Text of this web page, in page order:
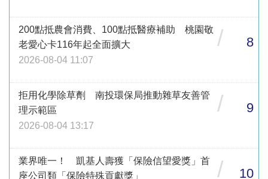
200點抵農會消費、100點抵醫療補助 桃園敬
老愛心卡116年起全面擴大
2026-08-04 11:07
/ 8
拒用化學除草劑 南投環保局推動雜草友善管
理示範區
2026-08-04 13:17
/ 9
業界唯一！ 凱基人壽獲「保險信望愛獎」首
座公司類「保險特殊貢獻獎」
/ 10